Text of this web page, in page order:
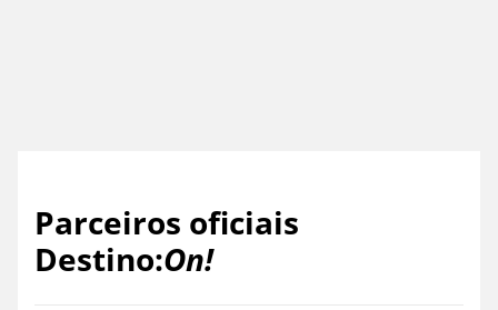
Parceiros oficiais
Destino:On!